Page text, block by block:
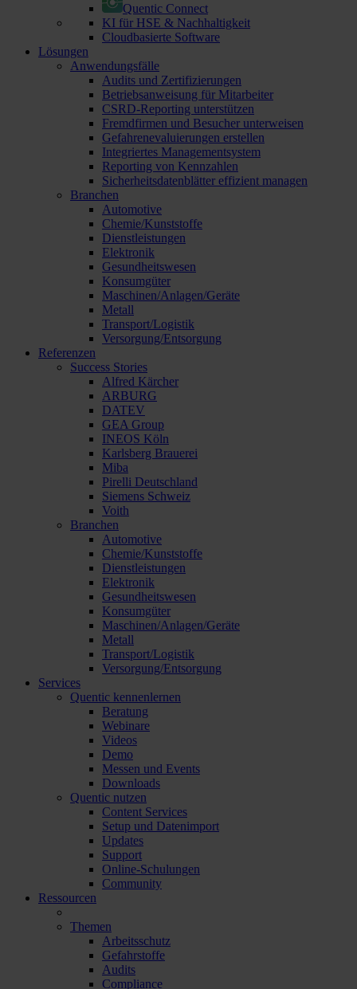
Quentic Connect
KI für HSE & Nachhaltigkeit
Cloudbasierte Software
Lösungen
Anwendungsfälle
Audits und Zertifizierungen
Betriebsanweisung für Mitarbeiter
CSRD-Reporting unterstützen
Fremdfirmen und Besucher unterweisen
Gefahrenevaluierungen erstellen
Integriertes Managementsystem
Reporting von Kennzahlen
Sicherheitsdatenblätter effizient managen
Branchen
Automotive
Chemie/Kunststoffe
Dienstleistungen
Elektronik
Gesundheitswesen
Konsumgüter
Maschinen/Anlagen/Geräte
Metall
Transport/Logistik
Versorgung/Entsorgung
Referenzen
Success Stories
Alfred Kärcher
ARBURG
DATEV
GEA Group
INEOS Köln
Karlsberg Brauerei
Miba
Pirelli Deutschland
Siemens Schweiz
Voith
Branchen
Automotive
Chemie/Kunststoffe
Dienstleistungen
Elektronik
Gesundheitswesen
Konsumgüter
Maschinen/Anlagen/Geräte
Metall
Transport/Logistik
Versorgung/Entsorgung
Services
Quentic kennenlernen
Beratung
Webinare
Videos
Demo
Messen und Events
Downloads
Quentic nutzen
Content Services
Setup und Datenimport
Updates
Support
Online-Schulungen
Community
Ressourcen
Themen
Arbeitsschutz
Gefahrstoffe
Audits
Compliance